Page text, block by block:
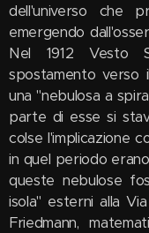
dell'universo che
emergendo
Nel 1912 Vesto
spostamento
una "nebulosa a
parte di esse si
colse l'implicazione
in quel periodo
queste nebulose
isola" esterni alla
Friedmann,